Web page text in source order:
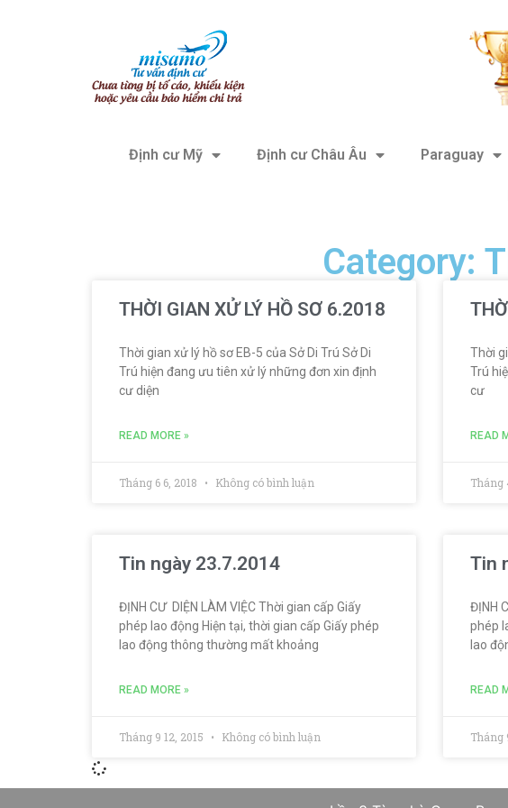
Định cư Mỹ Định cư Châu Âu Paraguay
Category:
THỜI GIAN XỬ LÝ HỒ SƠ 6.2018
Thời gian xử lý hồ sơ EB-5 của Sở Di Trú Sở Di
Trú hiện đang ưu tiên xử lý những đơn xin định
cư diện
READ MORE »
Tháng 6 6, 2018 Không có bình luận
Thời
Trú
cư
READ
Tháng
Tin ngày 23.7.2014
ĐỊNH CƯ DIỆN LÀM VIỆC Thời gian cấp Giấy
phép lao động Hiện tại, thời gian cấp Giấy phép
lao động thông thường mất khoảng
READ MORE »
Tháng 9 12, 2015 Không có bình luận
Tin
ĐỊNH
phép
lao
READ
Tháng